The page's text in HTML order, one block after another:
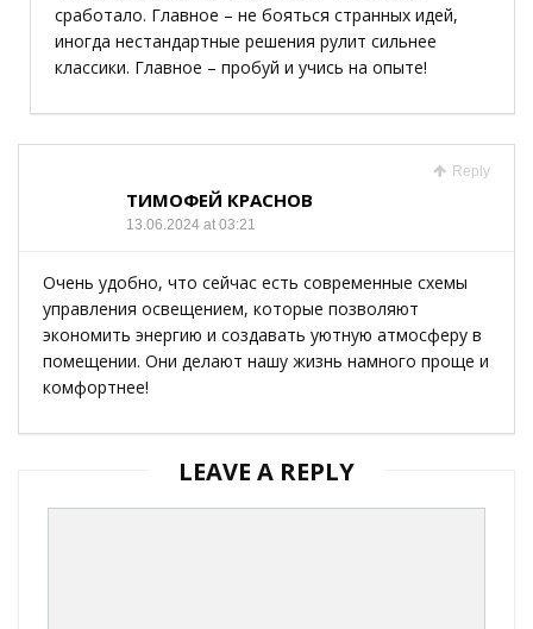
сработало. Главное – не бояться странных идей,
иногда нестандартные решения рулит сильнее
классики. Главное – пробуй и учись на опыте!
Reply
ТИМОФЕЙ КРАСНОВ
13.06.2024 at 03:21
Очень удобно, что сейчас есть современные схемы
управления освещением, которые позволяют
экономить энергию и создавать уютную атмосферу в
помещении. Они делают нашу жизнь намного проще и
комфортнее!
LEAVE A REPLY